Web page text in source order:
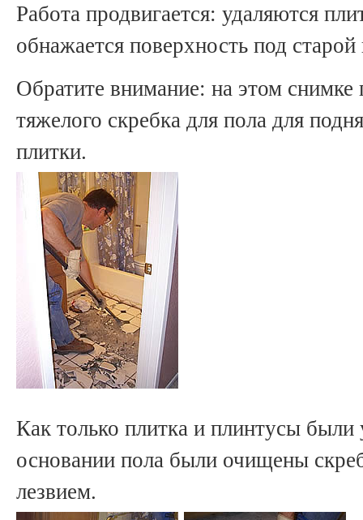
Работа продвигается: удаляются
обнажается поверхность под старой
Обратите внимание: на этом снимке
тяжелого скребка для пола для
плитки.
Как только плитка и плинтусы были
основании пола были очищены
лезвием.